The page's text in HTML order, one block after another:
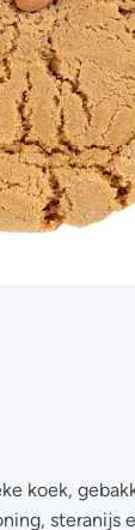
koek,
steranijs